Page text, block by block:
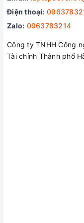
Địa chỉ: 214 Trần
Trưng, TP. Hà Nội.
Hỗ trợ mua hàng :
(Có chỗ để xe ô
Điện thoại:
Zalo: 0963783214
Công ty TNHH Công
Tài chính Thành phố